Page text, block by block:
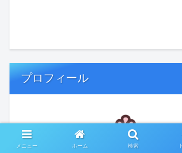
プロフィール
メニュー ホーム 検索